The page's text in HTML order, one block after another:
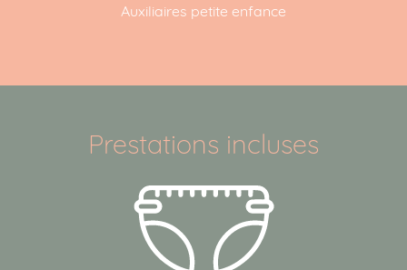
Les Berceaux des Artistes
Les Berceaux de Neffiès
Les Berceaux de Croix Daurade
Auxiliaires petite enfance
Prestations incluses